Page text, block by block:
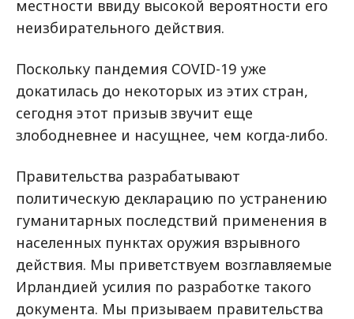
местности ввиду высокой вероятности его
неизбирательного действия.
Поскольку пандемия COVID-19 уже
докатилась до некоторых из этих стран,
сегодня этот призыв звучит еще
злободневнее и насущнее, чем когда-либо.
Правительства разрабатывают
политическую декларацию по устранению
гуманитарных последствий применения в
населенных пунктах оружия взрывного
действия. Мы приветствуем возглавляемые
Ирландией усилия по разработке такого
документа. Мы призываем правительства